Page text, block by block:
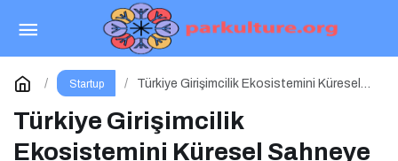
Startup
Türkiye Girişimcilik Ekosistemini Küresel
Türkiye Girişimcilik
Ekosistemini Küresel Sahneye
Balkanlar’dan Afrika’ya Turizmin Nabzı
Uzakrota Dubai’de Attı
Yorum Yap